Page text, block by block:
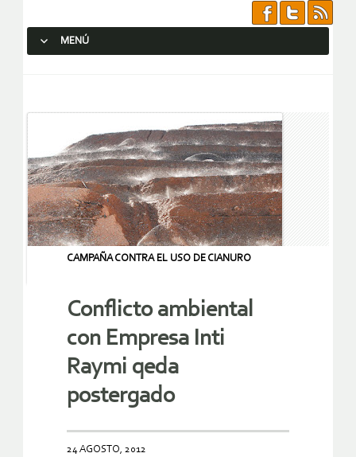
MENÚ
CAMPAÑA CONTRA EL USO DE CIANURO
Conflicto ambiental
con Empresa Inti
Raymi qeda
postergado
24 AGOSTO, 2012